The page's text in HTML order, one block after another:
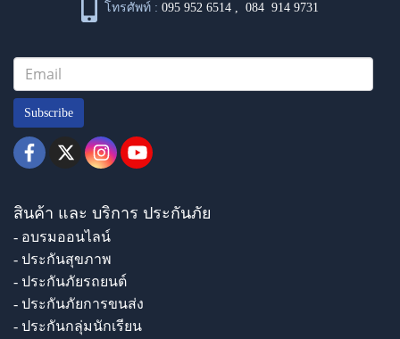
โทรศัพท์ : 095 952 6514 ,084 914 9731
Subscribe
สินค้า และ บริการ ประกันภัย
- อบรมออนไลน์
- ประกันสุขภาพ
- ประกันภัยรถยนต์
- ประกันภัยการขนส่ง
- ประกันกลุ่มนักเรียน